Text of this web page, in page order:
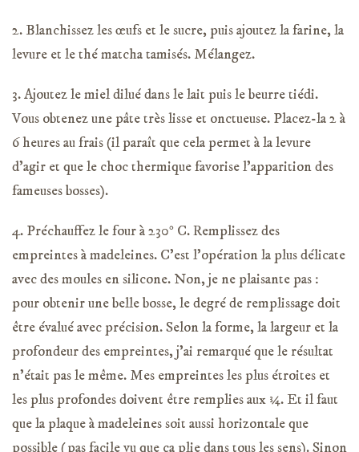
2. Blanchissez les œufs et le sucre, puis ajoutez la farine, la
levure et le thé matcha tamisés. Mélangez.
3. Ajoutez le miel dilué dans le lait puis le beurre tiédi.
Vous obtenez une pâte très lisse et onctueuse. Placez-la 2 à
6 heures au frais (il paraît que cela permet à la levure
d’agir et que le choc thermique favorise l’apparition des
fameuses bosses).
4. Préchauffez le four à 230° C. Remplissez des
empreintes à madeleines. C’est l’opération la plus délicate
avec des moules en silicone. Non, je ne plaisante pas :
pour obtenir une belle bosse, le degré de remplissage doit
être évalué avec précision. Selon la forme, la largeur et la
profondeur des empreintes, j’ai remarqué que le résultat
n’était pas le même. Mes empreintes les plus étroites et
les plus profondes doivent être remplies aux ¾. Et il faut
que la plaque à madeleines soit aussi horizontale que
possible (pas facile vu que ça plie dans tous les sens). Sinon